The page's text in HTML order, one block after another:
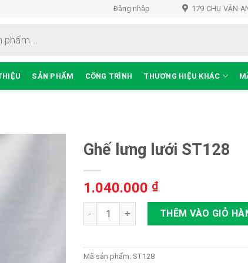
Đăng nhập 179 CHU VĂN
SẢN PHẨM CÔNG TRÌNH THƯƠNG HIỆU KHÁC
Ghế lưng lưới ST128
1.040.000 ₫
Ghế lưng lưới ST128 số lượng
THÊM VÀO GIỎ
Mã sản phẩm: ST128